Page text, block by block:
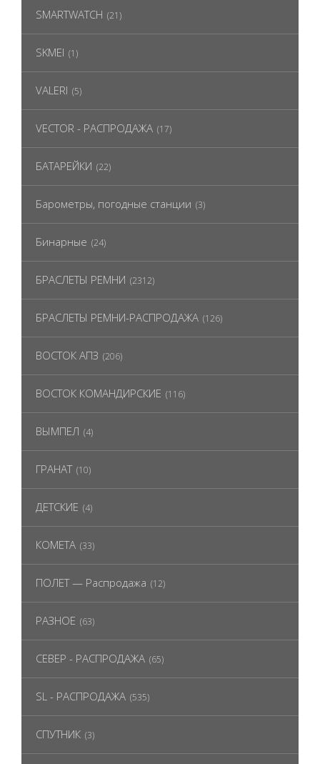
SMARTWATCH (21)
SKMEI (1)
VALERI (5)
VECTOR - РАСПРОДАЖА (17)
БАТАРЕЙКИ (22)
Барометры, погодные станции (3)
Бинарные (24)
БРАСЛЕТЫ РЕМНИ (2312)
БРАСЛЕТЫ РЕМНИ-РАСПРОДАЖА (126)
ВОСТОК АПЗ (206)
ВОСТОК КОМАНДИРСКИЕ (116)
ВЫМПЕЛ (4)
ГРАНАТ (10)
ДЕТСКИЕ (4)
КОМЕТА (33)
ПОЛЕТ — Распродажа (12)
РАЗНОЕ (63)
СЕВЕР - РАСПРОДАЖА (65)
SL - РАСПРОДАЖА (535)
СПУТНИК (3)